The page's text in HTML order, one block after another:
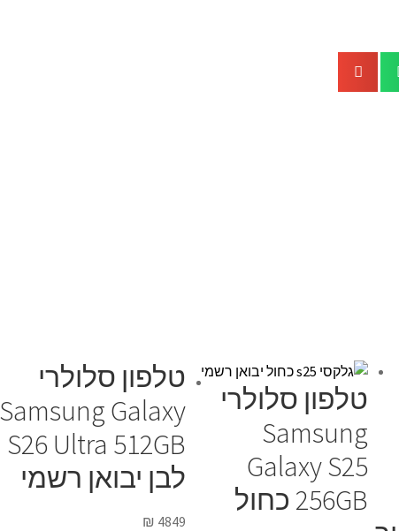
טלפון סלולרי
Samsung
Galaxy S25
256GB כחול
טלפון סלולרי
Samsung Galaxy
S26 Ultra 512GB
לבן יבואן רשמי
₪ 4849